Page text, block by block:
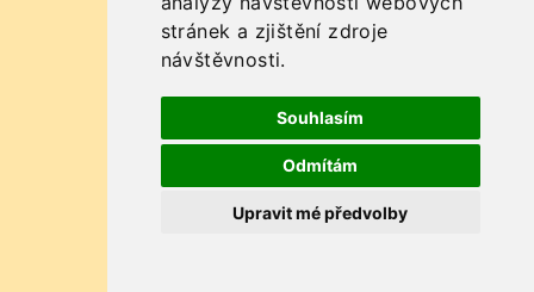
stránek a zjištění zdroje
návštěvnosti.
Souhlasím
Odmítám
Upravit mé předvolby